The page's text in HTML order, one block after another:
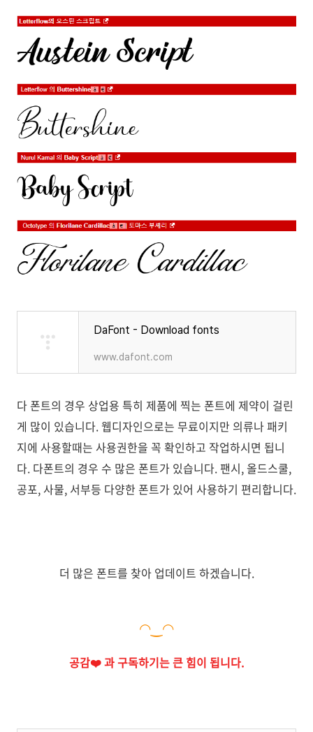
DaFont - Download fonts
www.dafont.com
다 폰트의 경우 상업용 특히 제품에 찍는 폰트에 제약이 걸린
게 많이 있습니다. 웹디자인으로는 무료이지만 의류나 패키
지에 사용할때는 사용권한을 꼭 확인하고 작업하시면 됩니
다. 다폰트의 경우 수 많은 폰트가 있습니다. 팬시, 올드스쿨,
공포, 사물, 서부등 다양한 폰트가 있어 사용하기 편리합니다.
더 많은 폰트를 찾아 업데이트 하겠습니다.
◠‿◠
공감❤️ 과 구독하기는 큰 힘이 됩니다.